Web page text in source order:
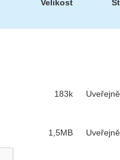
Velikost
183k
1,5MB